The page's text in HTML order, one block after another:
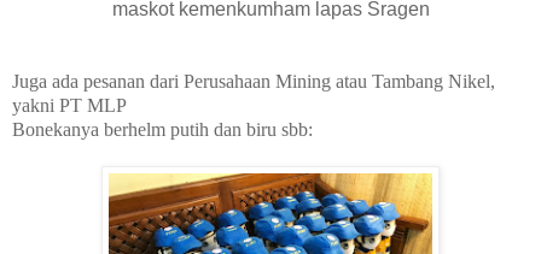
maskot kemenkumham lapas Sragen
Juga ada pesanan dari Perusahaan Mining atau Tambang Nikel,
yakni PT MLP
Bonekanya berhelm putih dan biru sbb: